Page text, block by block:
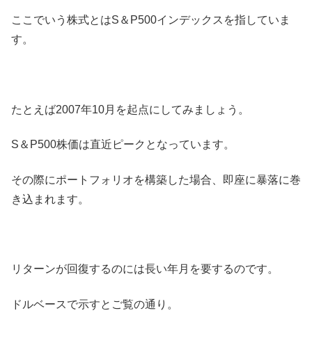
ここでいう株式とはS＆P500インデックスを指していま
す。
たとえば2007年10月を起点にしてみましょう。
S＆P500株価は直近ピークとなっています。
その際にポートフォリオを構築した場合、即座に暴落に巻
き込まれます。
リターンが回復するのには長い年月を要するのです。
ドルベースで示すとご覧の通り。